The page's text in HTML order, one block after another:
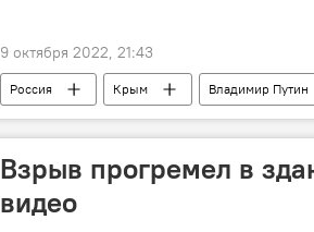
9 октября 2022, 21:43
Россия Крым Владимир Путин
Александр Бастрыкин
Взрыв прогремел в
видео